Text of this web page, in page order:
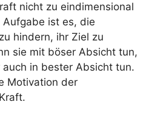
nicht zu eindimensional
Aufgabe ist es, die
hindern, ihr Ziel zu
sie mit böser Absicht tun,
in bester Absicht tun.
Motivation der